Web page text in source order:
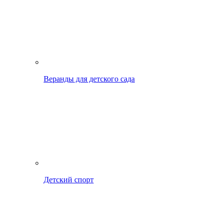
Веранды для детского сада
Детский спорт